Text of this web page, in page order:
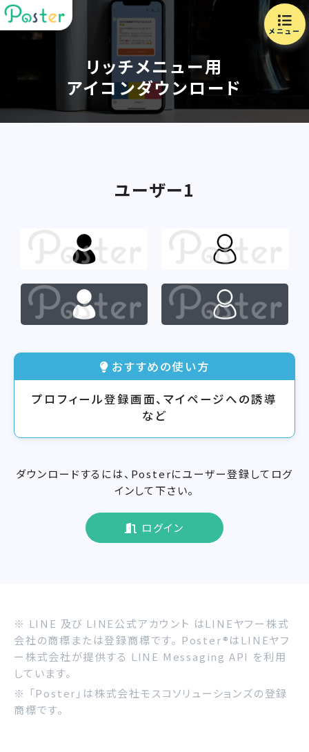
メニュー
リッチメニュー用
アイコンダウンロード
ユーザー1
おすすめの使い方
プロフィール登録画面、マイページへの誘導
など
ダウンロードするには、Posterにユーザー登録してログ
インして下さい。
ログイン
※ LINE 及び LINE公式アカウント はLINEヤフー株式
会社の商標または登録商標です。 Poster®はLINEヤフ
ー株式会社が提供する LINE Messaging API を利用
しています。
※ 「Poster」は株式会社モスコソリューションズの登録
商標です。